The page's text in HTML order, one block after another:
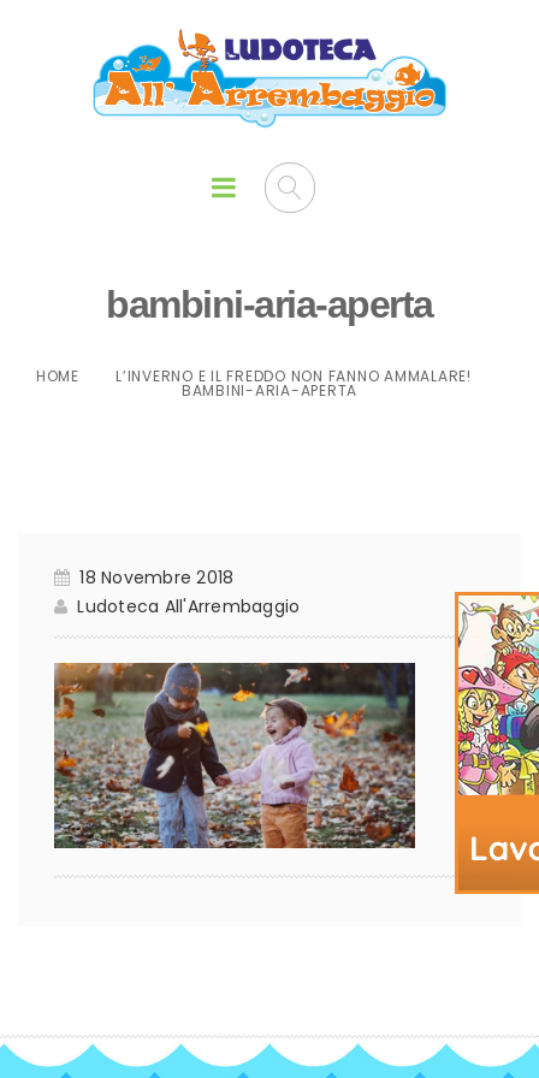
bambini-aria-aperta
HOME L’INVERNO E IL FREDDO NON FANNO AMMALARE!
BAMBINI-ARIA-APERTA
18 Novembre 2018
Ludoteca All'Arrembaggio